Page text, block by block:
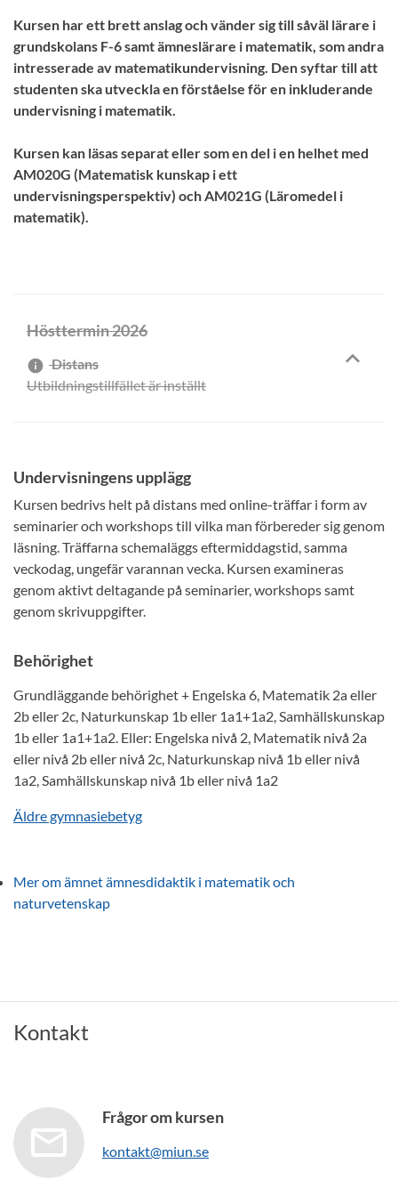
Kursen har ett brett anslag och vänder sig till såväl lärare i
grundskolans F-6 samt ämneslärare i matematik, som andra
intresserade av matematikundervisning. Den syftar till att
studenten ska utveckla en förståelse för en inkluderande
undervisning i matematik.
Kursen kan läsas separat eller som en del i en helhet med
AM020G (Matematisk kunskap i ett
undervisningsperspektiv) och AM021G (Läromedel i
matematik).
Hösttermin 2026
info Distans
Utbildningstillfället är inställt
Undervisningens upplägg
Kursen bedrivs helt på distans med online-träffar i form av
seminarier och workshops till vilka man förbereder sig genom
läsning. Träffarna schemaläggs eftermiddagstid, samma
veckodag, ungefär varannan vecka. Kursen examineras
genom aktivt deltagande på seminarier, workshops samt
genom skrivuppgifter.
Behörighet
Grundläggande behörighet + Engelska 6, Matematik 2a eller
2b eller 2c, Naturkunskap 1b eller 1a1+1a2, Samhällskunskap
1b eller 1a1+1a2. Eller: Engelska nivå 2, Matematik nivå 2a
eller nivå 2b eller nivå 2c, Naturkunskap nivå 1b eller nivå
1a2, Samhällskunskap nivå 1b eller nivå 1a2
Äldre gymnasiebetyg
Mer om ämnet ämnesdidaktik i matematik och
naturvetenskap
Kontakt
Frågor om kursen
kontakt@miun.se